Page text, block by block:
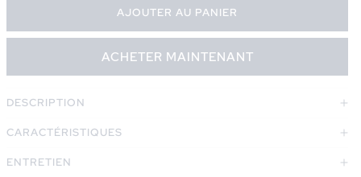
AJOUTER AU PANIER
ACHETER MAINTENANT
DESCRIPTION
CARACTÉRISTIQUES
ENTRETIEN